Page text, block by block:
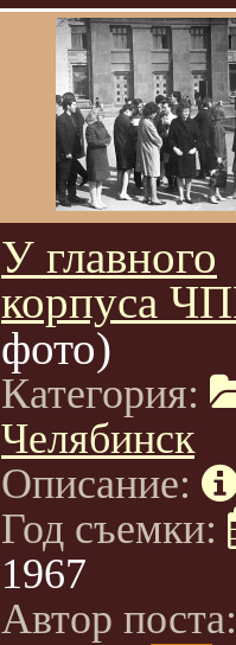
У главного
корпуса
фото)
Категория:
Челябинск
Описание:
Год съемки:
1967
Автор